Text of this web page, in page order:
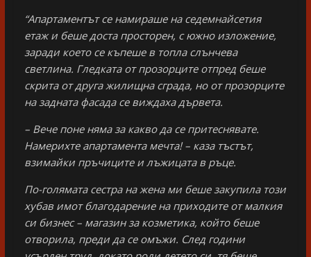
“Апартаментът се намираше на седемнайсетия
етаж и беше доста просторен, с южно изложение,
заради което се къпеше в топла слънчева
светлина. Гледката от прозорците отпред беше
скрита от друга жилищна сграда, но от прозорците
на задната фасада се виждаха дървета.
– Вече поне няма за какво да се притеснявате.
Намерихте апартамента мечта! – каза тъстът,
взимайки пръчиците и лъжицата в ръце.
По-голямата сестра на жена ми беше закупила този
хубав имот благодарение на приходите от малкия
си бизнес – магазин за козметика, който беше
отворила, преди да се омъжи. След години